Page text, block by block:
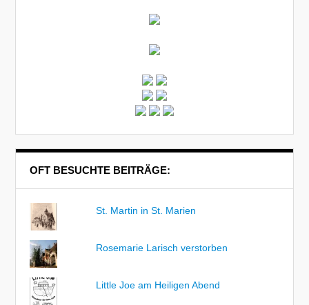
OFT BESUCHTE BEITRÄGE:
St. Martin in St. Marien
Rosemarie Larisch verstorben
Little Joe am Heiligen Abend